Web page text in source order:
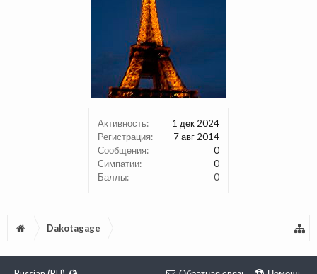
Активность:
1 дек 2024
Регистрация:
7 авг 2014
Сообщения:
0
Симпатии:
0
Баллы:
0
Dakotagage